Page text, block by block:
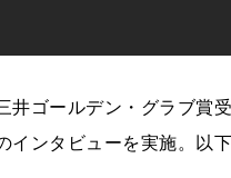
井ゴールデン・グラブ賞
インタビューを実施。以